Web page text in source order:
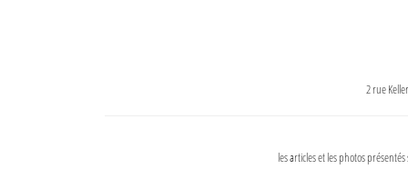
2 rue
les articles et les photos